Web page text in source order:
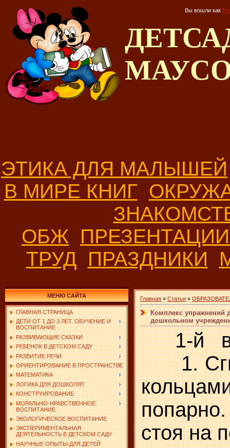
Вы вошли как
ЭТИКА ДЛЯ МАЛЫШЕЙ
В МИРЕ КНИГ
ОБЖ
ТРУД ПРАЗДНИКИ
МЕНЮ САЙТА
ГЛАВНАЯ СТРАНИЦА
ДЕТИ ОТ 1 ДО 3 ЛЕТ. ОБУЧЕНИЕ И
ВОСПИТАНИЕ
РАЗВИВАЮЩИЕ СКАЗКИ
РЕБЕНОК В ДЕТСКОМ САДУ
РАЗВИТИЕ РЕЧИ
ОРИЕНТИРОВАНИЕ В ПРОСТРАНСТВЕ
МАТЕМАТИКА
ЛОГИКА ДЛЯ ДОШКОЛЯТ
КОНСТРУИРОВАНИЕ
МОРАЛЬНО-НРАВСТВЕННОЕ
ВОСПИТАНИЕ
ЭКОЛОГИЧЕСКОЕ ВОСПИТАНИЕ
ЭКСПЕРИМЕНТАЛЬНАЯ
ДЕЯТЕЛЬНОСТЬ В ДЕТСКОМ САДУ
НАУЧНЫЕ ОПЫТЫ ДЛЯ ДЕТЕЙ
Главная » Статьи »
Комплекс упражнений
дошкольном
1-й в
1.
стоя на